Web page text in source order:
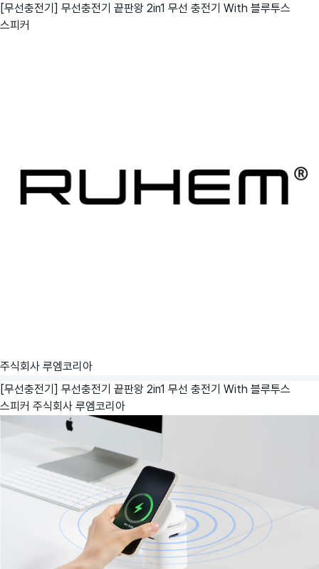
[무선충전기] 무선충전기 끝판왕 2in1 무선 충전기 With 블루투스
스피커
주식회사 루엠코리아
[무선충전기] 무선충전기 끝판왕 2in1 무선 충전기 With 블루투스
스피커 주식회사 루엠코리아